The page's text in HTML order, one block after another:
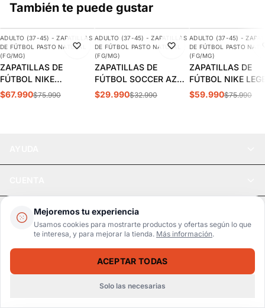
Mejoremos tu experiencia
Usamos cookies para mostrarte productos y ofertas según lo que
te interesa, y para mejorar la tienda. Más información.
ACEPTAR TODAS
Solo las necesarias
También te puede gustar
-11%
AGREGAR
ADULTO (37-45) - ZAPATILLAS
DE FÚTBOL PASTO NATURAL
(FG/MG)
ZAPATILLAS DE
FÚTBOL NIKE
MERCURIAL VAPOR 15
$67.990$75.990
-9%
AGREGAR
ADULTO (37-45) - ZAPATILLAS
DE FÚTBOL PASTO NATURAL
(FG/MG)
ZAPATILLAS DE
FÚTBOL SOCCER AZUL
ADULTO | SPS-11
$29.990$32.990
-21%
DESTACADO
ADULTO (37-45) -
DE FÚTBOL PASTO
(FG/MG)
ZAPATILLAS DE
FÚTBOL NIKE
10 CLUB FG/MG
$59.990$75.990
ZAPATILLAS DE FÚTBOL UNDER ARMOUR MAGNETICO SELECT ADULTO | 3027039-102
LEGAL
Pago seguro SSL / Datos protegidos
Realsport © 2026
WebPay MercadoPago Tarjetas